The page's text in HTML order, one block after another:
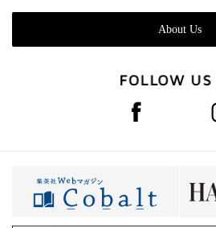
About Us